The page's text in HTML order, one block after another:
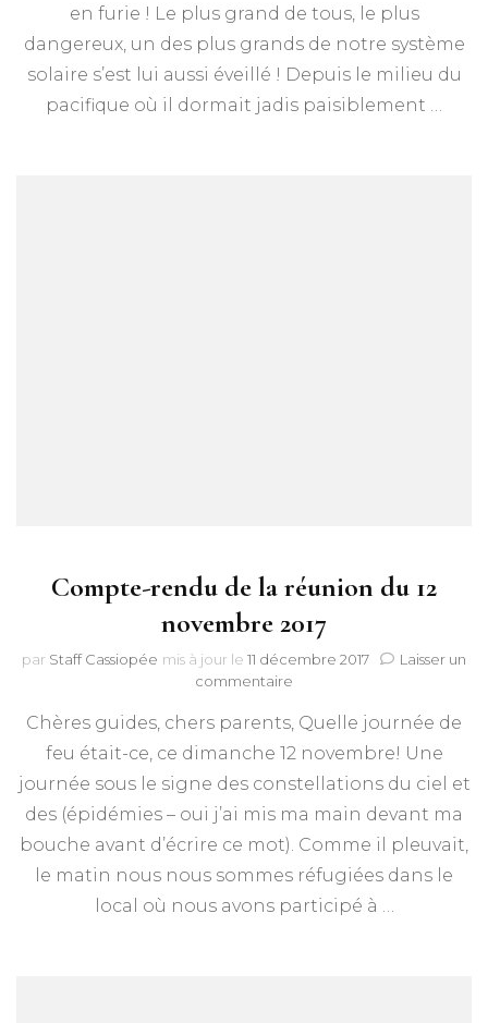
du
26
novembre
2017
en furie ! Le plus grand de tous, le plus
dangereux, un des plus grands de notre système
solaire s’est lui aussi éveillé ! Depuis le milieu du
pacifique où il dormait jadis paisiblement …
Compte-rendu de la réunion du 12
novembre 2017
par Staff Cassiopée mis à jour le 11 décembre 2017
Laisser un
commentaire
rendu
de
réunion
du
novembre
2017
Chères guides, chers parents, Quelle journée de
feu était-ce, ce dimanche 12 novembre! Une
journée sous le signe des constellations du ciel et
des (épidémies – oui j’ai mis ma main devant ma
bouche avant d’écrire ce mot). Comme il pleuvait,
le matin nous nous sommes réfugiées dans le
local où nous avons participé à …